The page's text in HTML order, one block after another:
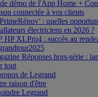
démo de l'App Home +
connectée à vos clients
: quelles
électriciens en 2026 ?
HP XLPro4 : succès au
Réponses hors-série :
tout
de Legrand
raison d'être
Legrand